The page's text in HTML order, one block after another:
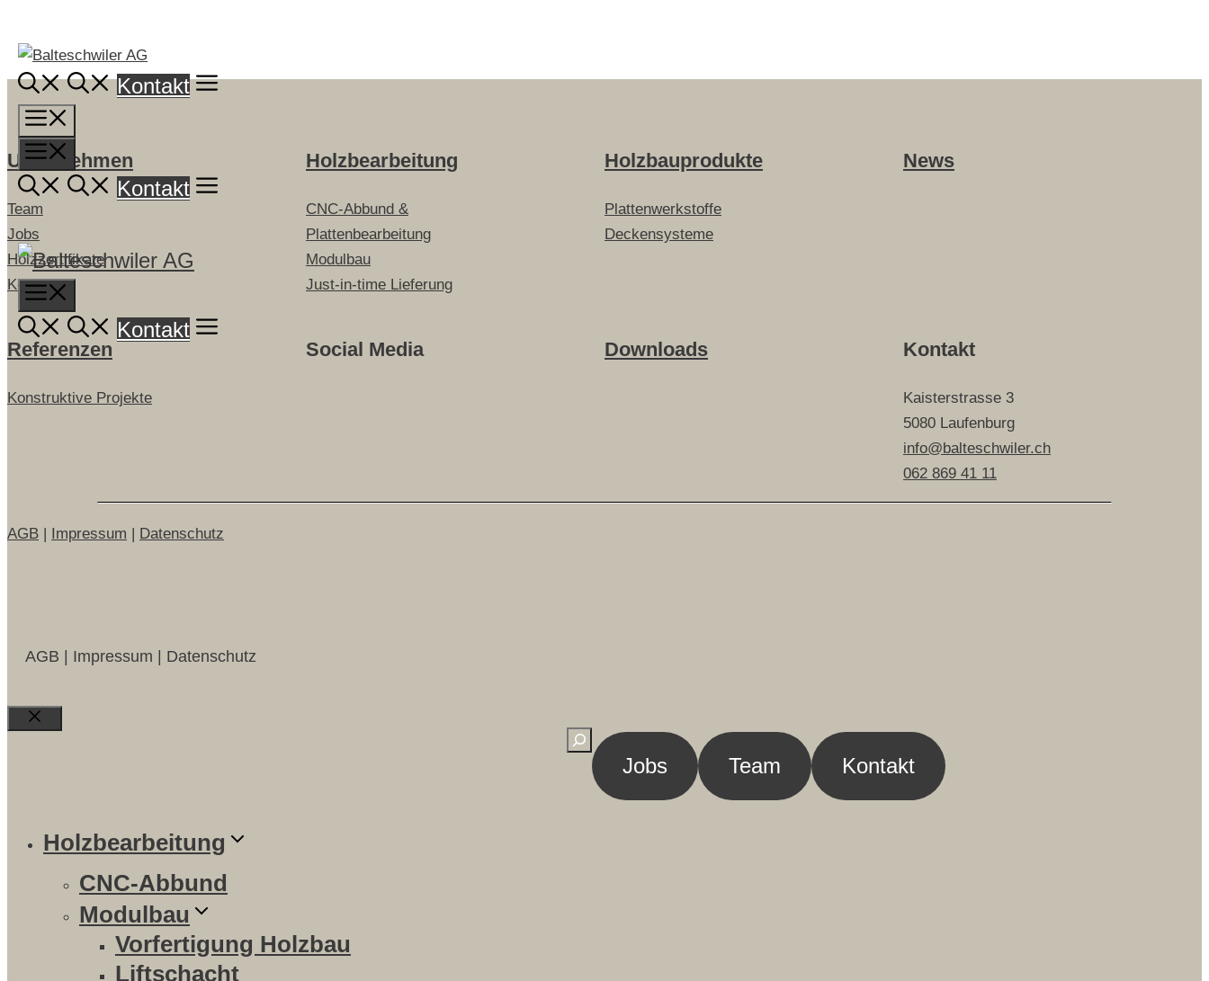
zum
Inhalt
Kontakt
Menü
Kontakt
Kontakt
Unternehmen
Team
Jobs
Holzzertifikate
Kontakt
Holzbearbeitung
CNC-Abbund &
Plattenbearbeitung
Modulbau
Just-in-time Lieferung
Holzbauprodukte
Plattenwerkstoffe
Deckensysteme
News
Referenzen
Konstruktive Projekte
Social Media Downloads Kontakt
Kaisterstrasse 3
5080 Laufenburg
info@balteschwiler.ch
062 869 41 11
AGB | Impressum | Datenschutz
AGB | Impressum | Datenschutz
Close Suchen
Jobs Team Kontakt
Holzbearbeitung
CNC-Abbund
Modulbau
Vorfertigung Holzbau
Liftschacht